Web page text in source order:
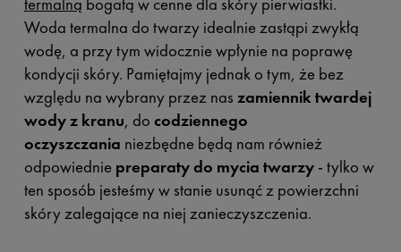
Woda termalna do twarzy idealnie zastąpi zwykłą
wodę, a przy tym widocznie wpłynie na poprawę
kondycji skóry. Pamiętajmy jednak o tym, że bez
względu na wybrany przez nas zamiennik twardej
wody z kranu, do codziennego
oczyszczania niezbędne będą nam również
odpowiednie preparaty do mycia twarzy- tylko w
ten sposób jesteśmy w stanie usunąć z powierzchni
skóry zalegające na niej zanieczyszczenia.